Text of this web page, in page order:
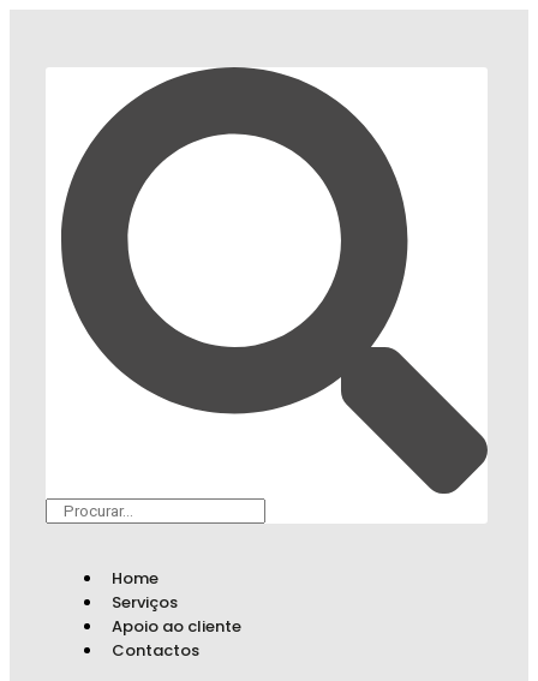
Home
Serviços
Apoio ao cliente
Contactos